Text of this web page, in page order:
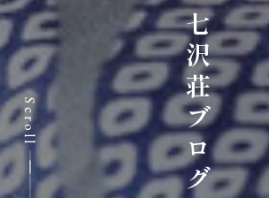
七沢荘ブログ
Scroll